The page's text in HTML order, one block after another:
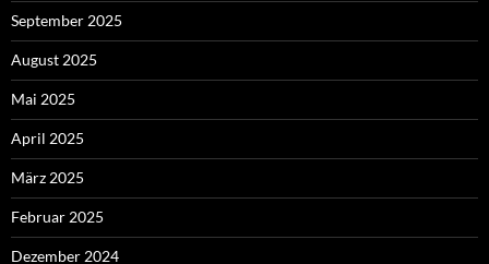
September 2025
August 2025
Mai 2025
April 2025
März 2025
Februar 2025
Dezember 2024